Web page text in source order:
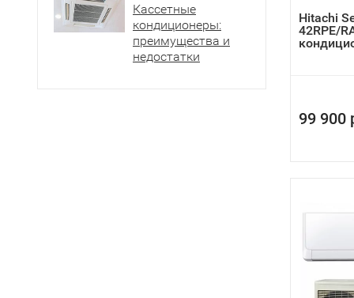
Кассетные
кондиционеры:
преимущества и
недостатки
Hitachi
42RPE/
99 900